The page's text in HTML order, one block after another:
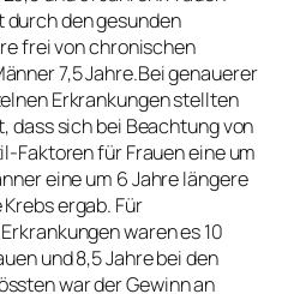
den gesunden
frei von chronischen
7,5 Jahre.Bei genauerer
Erkrankungen stellten
dass sich bei Beachtung von
Faktoren für Frauen eine um
eine um 6 Jahre längere
ergab. Für
waren es 10
und 8,5 Jahre bei den
war der Gewinn an